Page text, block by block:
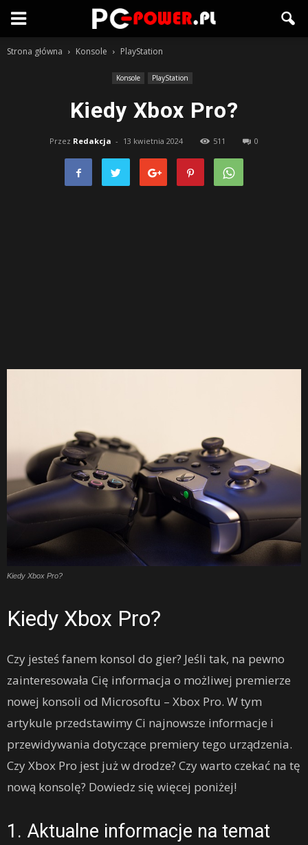
Strona główna Konsole PlayStation
Konsole PlayStation
Kiedy Xbox Pro?
Przez Redakcja - 13 kwietnia 2024 511 0
Kiedy Xbox Pro?
Kiedy Xbox Pro?
Czy jesteś fanem konsol do gier? Jeśli tak, na pewno
zainteresowała Cię informacja o możliwej premierze
nowej konsoli od Microsoftu – Xbox Pro. W tym
artykule przedstawimy Ci najnowsze informacje i
przewidywania dotyczące premiery tego urządzenia.
Czy Xbox Pro jest już w drodze? Czy warto czekać na tę
nową konsolę? Dowiedz się więcej poniżej!
1. Aktualne informacje na temat